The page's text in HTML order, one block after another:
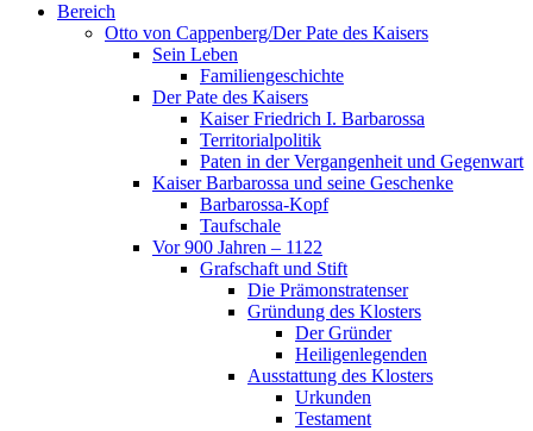
Bereich
Otto von Cappenberg/Der Pate des Kaisers
Sein Leben
Familiengeschichte
Der Pate des Kaisers
Kaiser Friedrich I. Barbarossa
Territorialpolitik
Paten in der Vergangenheit und Gegenwart
Kaiser Barbarossa und seine Geschenke
Barbarossa-Kopf
Taufschale
Vor 900 Jahren – 1122
Grafschaft und Stift
Die Prämonstratenser
Gründung des Klosters
Der Gründer
Heiligenlegenden
Ausstattung des Klosters
Urkunden
Testament